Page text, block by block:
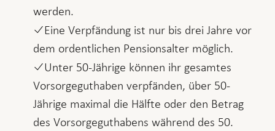
werden.
Eine Verpfändung ist nur bis drei Jahre vor
dem ordentlichen Pensionsalter möglich.
Unter 50-Jährige können ihr gesamtes
Vorsorgeguthaben verpfänden, über 50-
Jährige maximal die Hälfte oder den Betrag
des Vorsorgeguthabens während des 50.